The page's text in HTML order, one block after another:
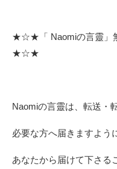
★☆★「 Naomiの言靈」
★☆★
Naomiの言靈は、転送・
必要な方へ届きますよ
あなたから届けて下さる